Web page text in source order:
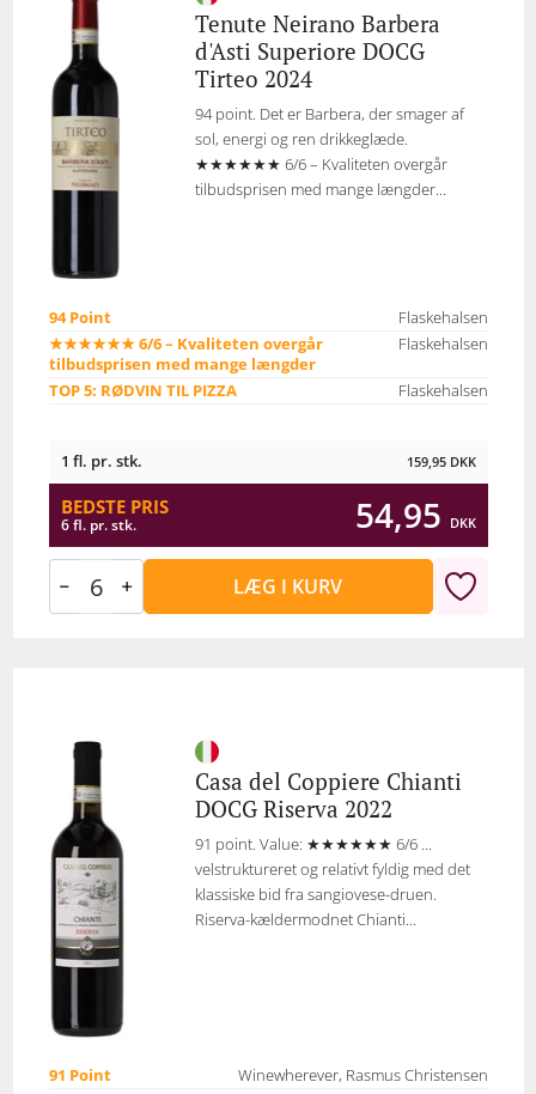
Tenute Neirano Barbera
d'Asti Superiore DOCG
Tirteo 2024
94 point. Det er Barbera, der smager af
sol, energi og ren drikkeglæde.
★★★★★★ 6/6 – Kvaliteten overgår
tilbudsprisen med mange længder...
94 Point
Flaskehalsen
★★★★★★ 6/6 – Kvaliteten overgår
tilbudsprisen med mange længder
Flaskehalsen
TOP 5: RØDVIN TIL PIZZA Flaskehalsen
1 fl. pr. stk. 159,95 DKK
BEDSTE PRIS
6 fl. pr. stk. 54,95 DKK
LÆG I KURV
Casa del Coppiere Chianti
DOCG Riserva 2022
91 point. Value: ★★★★★★ 6/6 ...
velstruktureret og relativt fyldig med det
klassiske bid fra sangiovese-druen.
Riserva-kældermodnet Chianti...
91 Point
Winewherever, Rasmus Christensen